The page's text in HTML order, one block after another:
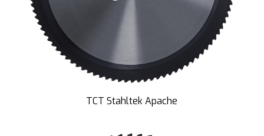
TCT Stahltek Apache